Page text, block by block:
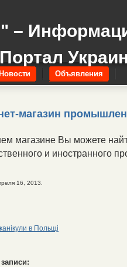
–
Новости Объявления
магазин
магазине Вы можете
и иностранного
16, 2013.
канікули в Польщі